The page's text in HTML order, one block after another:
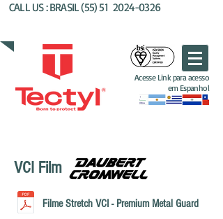
CALL US : BRASIL (55) 512024-0326
Acesse Link para acesso
em Espanhol
VCI Film
Filme Stretch VCI - Premium Metal Guard